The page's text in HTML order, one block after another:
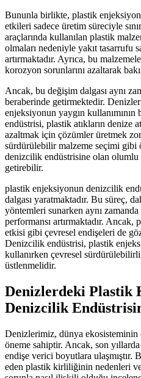
Bununla birlikte, plastik
etkileri sadece üretim süreciyle
araçlarında kullanılan plastik
olmaları nedeniyle yakıt tasarrufu
artırmaktadır. Ayrıca, bu
korozyon sorunlarını azaltarak
Ancak, bu değişim dalgası aynı
beraberinde getirmektedir.
enjeksiyonun yaygın
endüstrisi, plastik atıkların denize
azaltmak için çözümler üretmek
sürdürülebilir malzeme seçimi gibi
denizcilik endüstrisine olan
getirebilir.
plastik enjeksiyonun denizcilik
dalgası yaratmaktadır. Bu süreç,
yöntemleri sunarken aynı
performansı artırmaktadır. Ancak,
etkisi gibi çevresel endişeleri de
Denizcilik endüstrisi, plastik
kullanırken çevresel
üstlenmelidir.
Denizlerdeki Plastik
Denizcilik
Denizlerimiz, dünya ekosisteminin
öneme sahiptir. Ancak, son
endişe verici boyutlara
eden plastik kirliliğinin nedenleri